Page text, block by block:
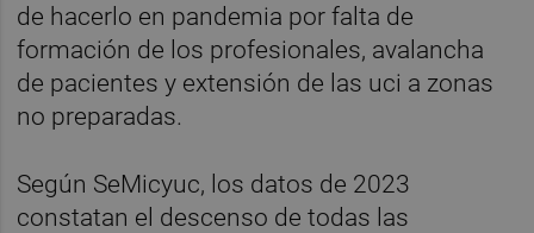
de hacerlo en pandemia por falta de
formación de los profesionales, avalancha
de pacientes y extensión de las uci a zonas
no preparadas.
Según SeMicyuc, los datos de 2023
constatan el descenso de todas las